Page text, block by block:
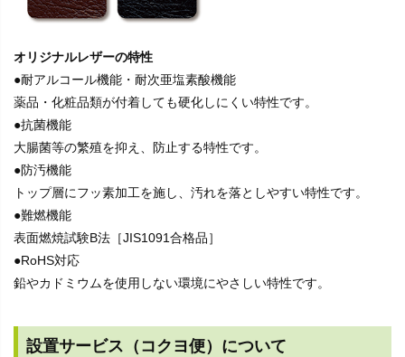
オリジナルレザーの特性
●耐アルコール機能・耐次亜塩素酸機能
薬品・化粧品類が付着しても硬化しにくい特性です。
●抗菌機能
大腸菌等の繁殖を抑え、防止する特性です。
●防汚機能
トップ層にフッ素加工を施し、汚れを落としやすい特性です。
●難燃機能
表面燃焼試験B法［JIS1091合格品］
●RoHS対応
鉛やカドミウムを使用しない環境にやさしい特性です。
設置サービス（コクヨ便）について